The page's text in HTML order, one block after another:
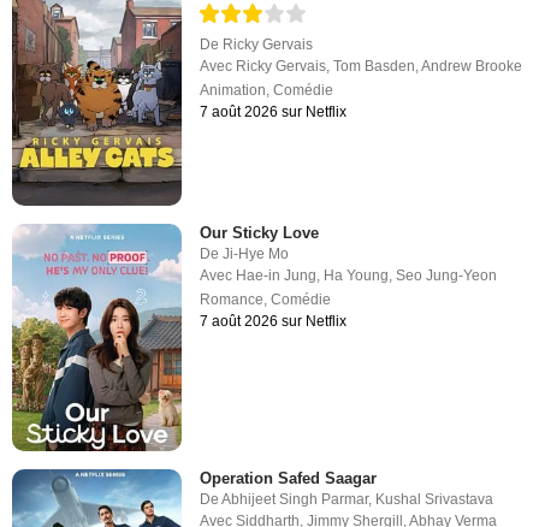
De Ricky Gervais
Avec Ricky Gervais,Tom Basden,Andrew Brooke
Animation,Comédie
7 août 2026 sur Netflix
Our Sticky Love
DeJi-Hye Mo
Avec Hae-in Jung, Ha Young,Seo Jung-Yeon
Romance,Comédie
7 août 2026 sur Netflix
Operation Safed Saagar
DeAbhijeet Singh Parmar, Kushal Srivastava
AvecSiddharth ,Jimmy Shergill ,Abhay Verma